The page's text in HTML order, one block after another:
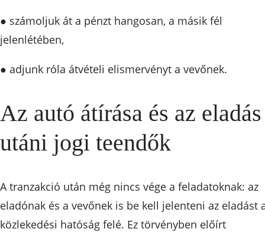
● számoljuk át a pénzt hangosan, a másik fél
jelenlétében,
● adjunk róla átvételi elismervényt a vevőnek.
Az autó átírása és az eladás
utáni jogi teendők
A tranzakció után még nincs vége a feladatoknak: az
eladónak és a vevőnek is be kell jelenteni az eladást
közlekedési hatóság felé. Ez törvényben előírt